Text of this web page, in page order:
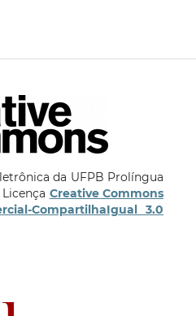
da UFPB Prolíngua
Creative Commons
CompartilhaIgual 3.0